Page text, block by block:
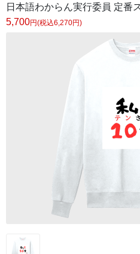
日本語わからん実行委員 定番
5,700円(税込6,270円)